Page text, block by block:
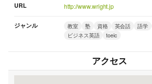
URL http://www.wright.jp
ジャンル 教室 塾 資格 英会話 語学
ビジネス英語
toeic
アクセス